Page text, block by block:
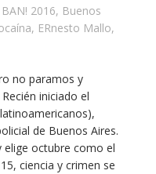
BAN! 2016, Buenos
, ERnesto Mallo,
no paramos y
iniciado el
de Buenos Aires.
elige octubre como el
ciencia y crimen se